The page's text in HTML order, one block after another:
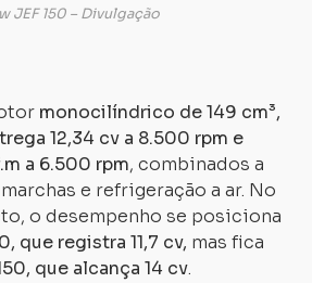
JEF 150 – Divulgação
monocilíndrico de 149 cm³,
12,34 cv a 8.500 rpm e
a 6.500 rpm, combinados a
e refrigeração a ar. No
o desempenho se posiciona
que registra 11,7 cv, mas fica
que alcança 14 cv.